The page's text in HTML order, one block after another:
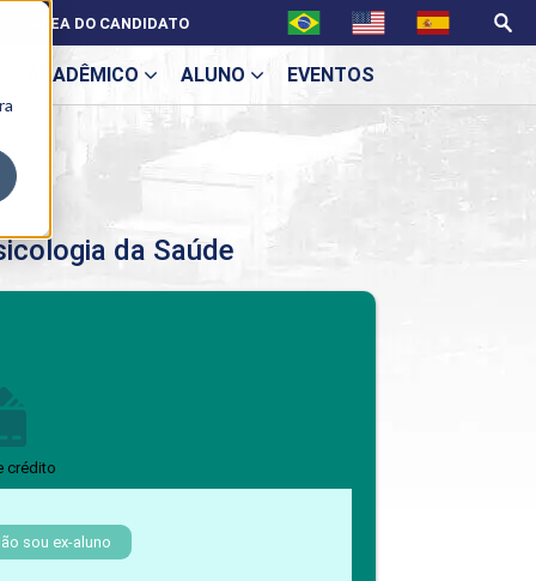
ACADÊMICO ALUNO EVENTOS
ÁREA DO CANDIDATO
da Saúde
crédito
sou ex-aluno